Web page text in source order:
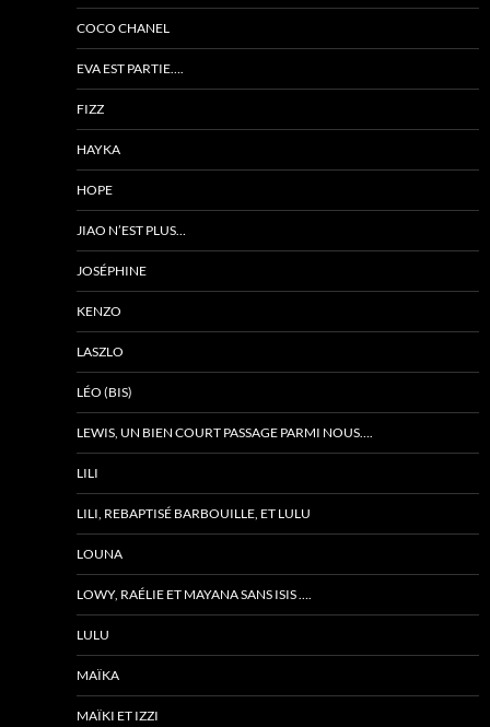
COCO CHANEL
EVA EST PARTIE….
FIZZ
HAYKA
HOPE
JIAO N’EST PLUS…
JOSÉPHINE
KENZO
LASZLO
LÉO (BIS)
LEWIS, UN BIEN COURT PASSAGE PARMI NOUS….
LILI
LILI, REBAPTISÉ BARBOUILLE, ET LULU
LOUNA
LOWY, RAÉLIE ET MAYANA SANS ISIS ….
LULU
MAÏKA
MAÏKI ET IZZI